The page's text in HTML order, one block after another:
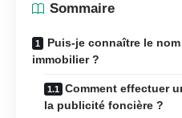
Sommaire
Puis-je connaître le
immobilier ?
Comment effectuer
la publicité foncière ?